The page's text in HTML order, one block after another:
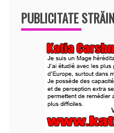
PUBLICITATE